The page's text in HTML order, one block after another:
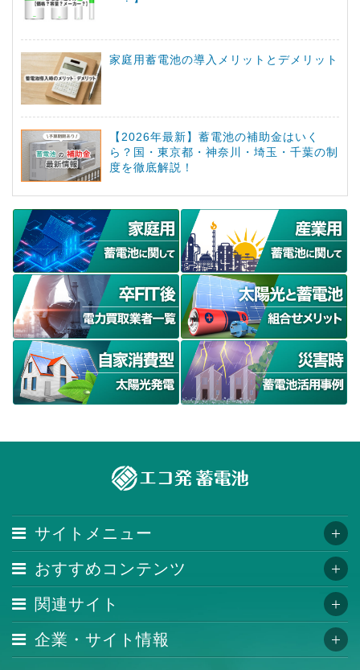
家庭用蓄電池の導入メリットとデメリット
【2026年最新】蓄電池の補助金はいく
ら？国・東京都・神奈川・埼玉・千葉の制
度を徹底解説！
サイトメニュー
おすすめコンテンツ
関連サイト
企業・サイト情報